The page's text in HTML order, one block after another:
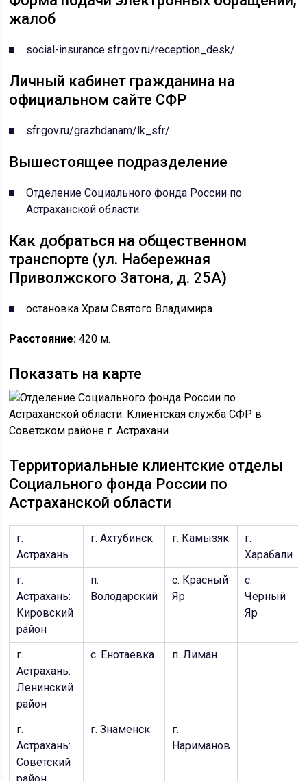
жалоб
social-insurance.sfr.gov.ru/reception_desk/
Личный кабинет гражданина на
официальном сайте СФР
sfr.gov.ru/grazhdanam/lk_sfr/
Вышестоящее подразделение
Отделение Социального фонда России по
Астраханской области.
Как добраться на общественном
транспорте (ул. Набережная
Приволжского Затона, д. 25А)
остановка Храм Святого Владимира.
Расстояние: 420 м.
Показать на карте
Территориальные клиентские отделы
Социального фонда России по
Астраханской области
г.
Астрахань
г. Ахтубинск г. Камызяк
г.
Харабали
г.
Астрахань:
Кировский
район
п.
Володарский
с. Красный
Яр
с.
Черный
Яр
г.
Астрахань:
Ленинский
район
с. Енотаевка п. Лиман
г.
Астрахань:
Советский
г. Знаменск
г.
Нариманов